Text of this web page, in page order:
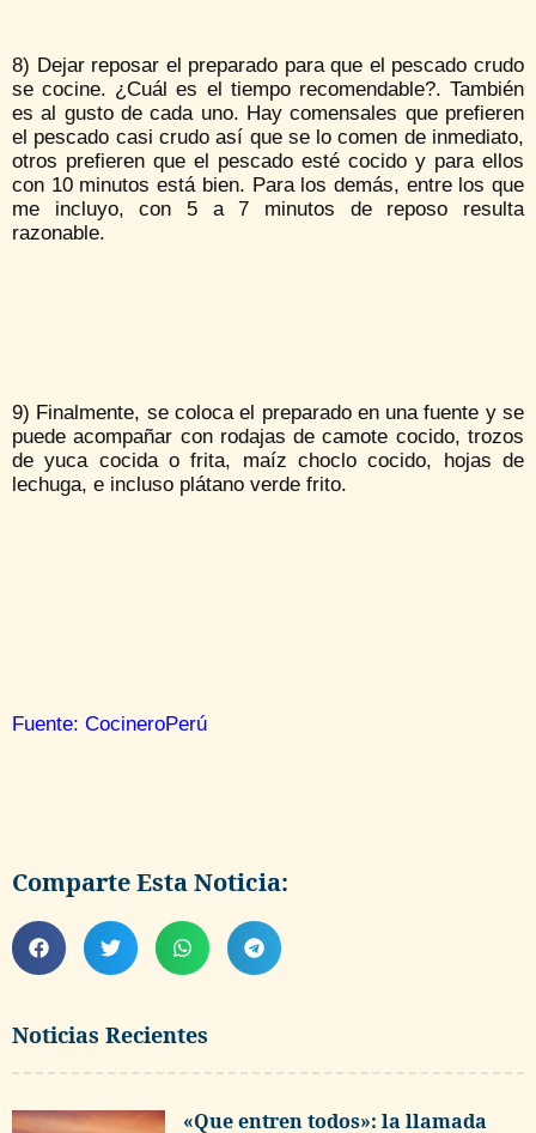
Noticias Recientes
«Que entren todos»: la llamada
8) Dejar reposar el preparado para que el pescado crudo
se cocine. ¿Cuál es el tiempo recomendable?. También
es al gusto de cada uno. Hay comensales que prefieren
el pescado casi crudo así que se lo comen de inmediato,
otros prefieren que el pescado esté cocido y para ellos
con 10 minutos está bien. Para los demás, entre los que
me incluyo, con 5 a 7 minutos de reposo resulta
razonable.
9) Finalmente, se coloca el preparado en una fuente y se
puede acompañar con rodajas de camote cocido, trozos
de yuca cocida o frita, maíz choclo cocido, hojas de
lechuga, e incluso plátano verde frito.
Fuente: CocineroPerú
Comparte Esta Noticia: